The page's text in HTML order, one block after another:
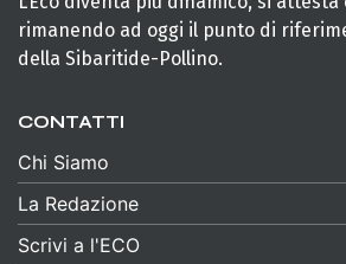
rimanendo ad oggi il punto di
della Sibaritide-Pollino.
CONTATTI
Chi Siamo
La Redazione
Scrivi a l'ECO